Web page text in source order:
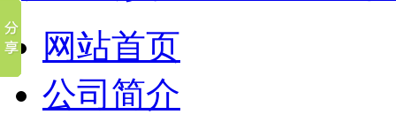
网站首页
公司简介